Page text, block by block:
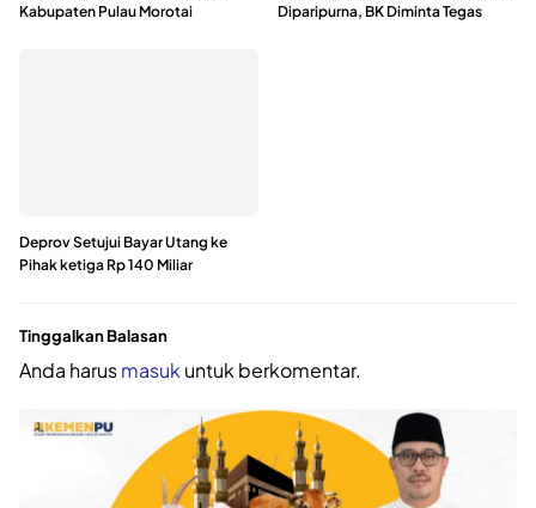
Kabupaten Pulau Morotai
Diparipurna, BK Diminta Tegas
Deprov Setujui Bayar Utang ke
Pihak ketiga Rp 140 Miliar
Tinggalkan Balasan
Anda harusmasuk untuk berkomentar.